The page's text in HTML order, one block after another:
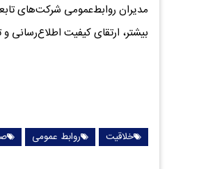
مدیران روابط‌عمومی شرکت‌های
بیشتر، ارتقای کیفیت اطلاع‌رسانی
خلاقیت روابط عمومی